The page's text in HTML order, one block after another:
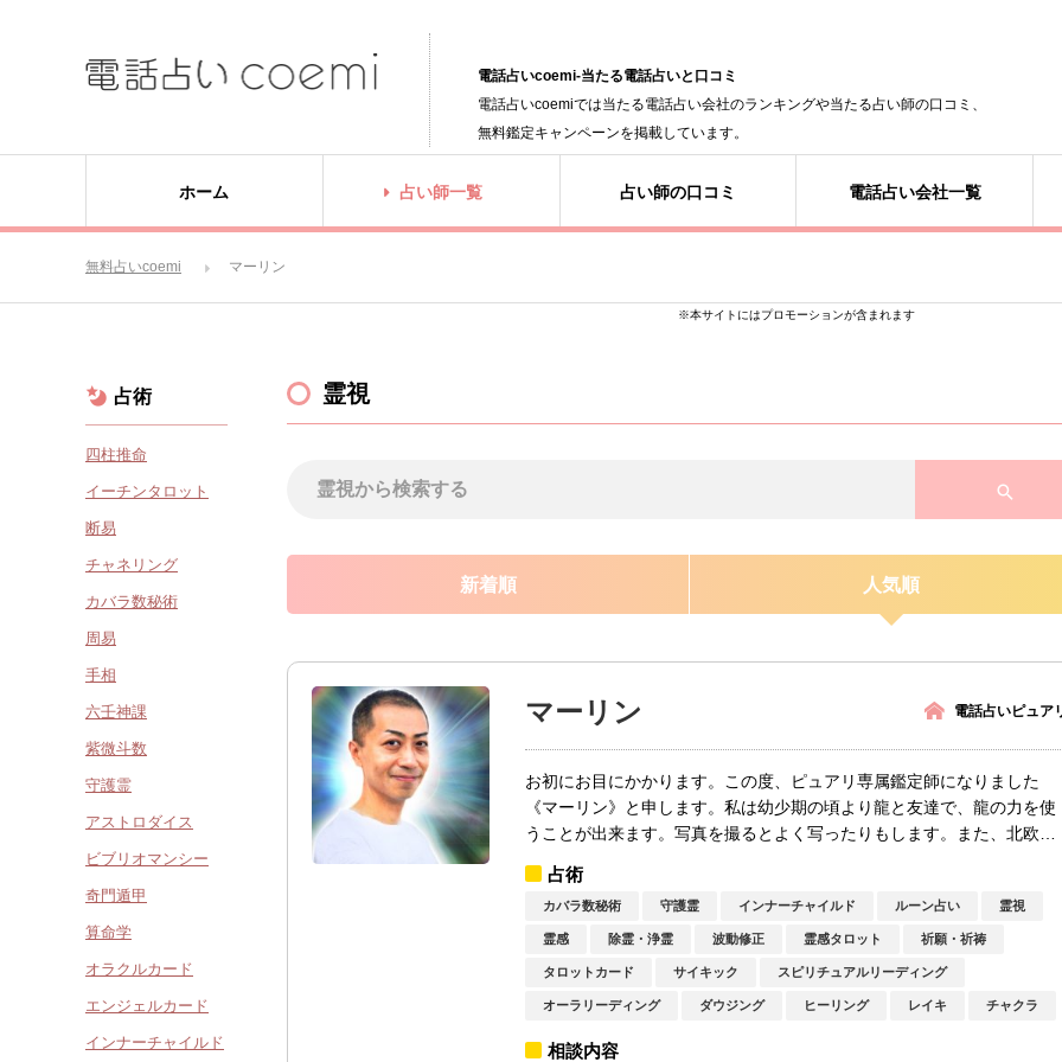
電話占いcoemi-当たる電話占いと口コミ
電話占いcoemiでは当たる電話占い会社のランキングや当たる占い師の口コミ、
無料鑑定キャンペーンを掲載しています。
ホーム 占い師一覧 占い師の口コミ 電話占い会社一覧
無料占いcoemi マーリン
※本サイトにはプロモーションが含まれます
霊視
新着順 人気順
電話占いピュア
マーリン
お初にお目にかかります。この度、ピュアリ専属鑑定師になりました
《マーリン》と申します。私は幼少期の頃より龍と友達で、龍の力を使
うことが出来ます。写真を撮るとよく写ったりもします。また、北欧の
占術
カバラ数秘術 守護霊 インナーチャイルド ルーン占い 霊視
霊感 除霊・浄霊 波動修正 霊感タロット 祈願・祈祷
タロットカード サイキック スピリチュアルリーディング
オーラリーディング ダウジング ヒーリング レイキ チャクラ
相談内容
占術
四柱推命
イーチンタロット
断易
チャネリング
カバラ数秘術
周易
手相
六壬神課
紫微斗数
守護霊
アストロダイス
ビブリオマンシー
奇門遁甲
算命学
オラクルカード
エンジェルカード
インナーチャイルド